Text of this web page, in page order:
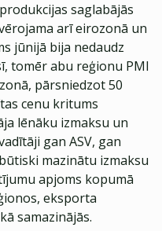
saglabājās
arī eirozonā un
jūnijā bija nedaudz
tomēr abu reģionu PMI
pārsniedzot 50
cenu kritums
lēnāku izmaksu un
gan ASV, gan
mazinātu izmaksu
apjoms kopumā
eksporta
samazinājās.